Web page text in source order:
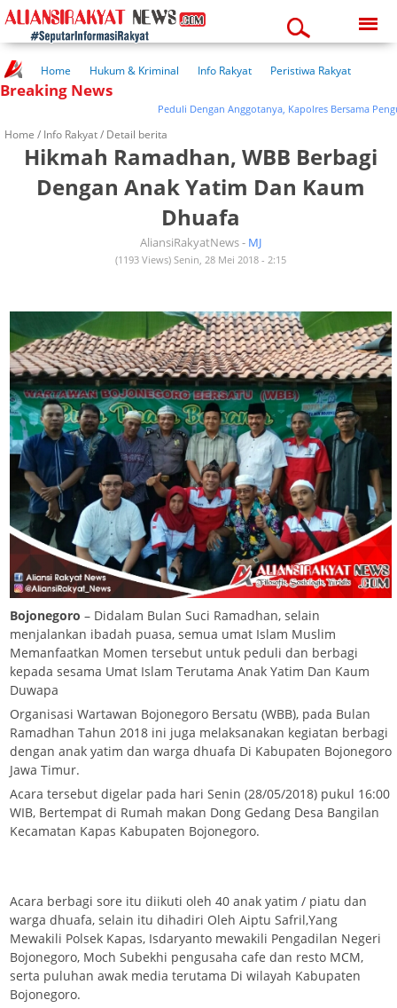
10:12:37 am
Home Hukum & Kriminal Info Rakyat
Peristiwa Rakyat
Kuliner Rakyat
Wisata Rakyat
Breaking News
Peduli Dengan Anggotanya, Kapolres Bersama
Home / Info Rakyat/ Detail berita
Hikmah Ramadhan, WBB Berbagi
Dengan Anak Yatim Dan Kaum
Dhuafa
AliansiRakyatNews - MJ
(1193 Views) Senin, 28 Mei 2018 - 2:15
Bojonegoro – Didalam Bulan Suci Ramadhan, selain
menjalankan ibadah puasa, semua umat Islam Muslim
Memanfaatkan Momen tersebut untuk peduli dan berbagi
kepada sesama Umat Islam Terutama Anak Yatim Dan Kaum
Duwapa
Organisasi Wartawan Bojonegoro Bersatu (WBB), pada Bulan
Ramadhan Tahun 2018 ini juga melaksanakan kegiatan berbagi
dengan anak yatim dan warga dhuafa Di Kabupaten Bojonegoro
Jawa Timur.
Acara tersebut digelar pada hari Senin (28/05/2018) pukul 16:00
WIB, Bertempat di Rumah makan Dong Gedang Desa Bangilan
Kecamatan Kapas Kabupaten Bojonegoro.
Acara berbagi sore itu diikuti oleh 40 anak yatim / piatu dan
warga dhuafa, selain itu dihadiri Oleh Aiptu Safril,Yang
Mewakili Polsek Kapas, Isdaryanto mewakili Pengadilan Negeri
Bojonegoro, Moch Subekhi pengusaha cafe dan resto MCM,
serta puluhan awak media terutama Di wilayah Kabupaten
Bojonegoro.